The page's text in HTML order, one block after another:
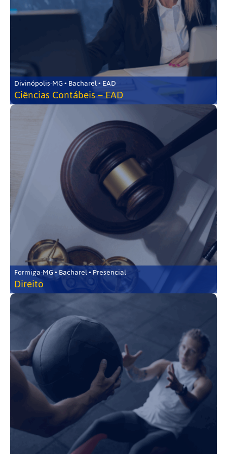
Divinópolis-MG • Bacharel • EAD
Ciências Contábeis – EAD
Formiga-MG • Bacharel • Presencial
Direito